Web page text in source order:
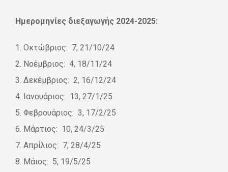
Ημερομηνίες διεξαγωγής 2024-2025:
1. Οκτώβριος: 7, 21/10/24
2. Νοέμβριος: 4, 18/11/24
3. Δεκέμβριος: 2, 16/12/24
4. Ιανουάριος: 13, 27/1/25
5. Φεβρουάριος: 3, 17/2/25
6. Μάρτιος: 10, 24/3/25
7. Απρίλιος: 7, 28/4/25
8. Μάιος: 5, 19/5/25